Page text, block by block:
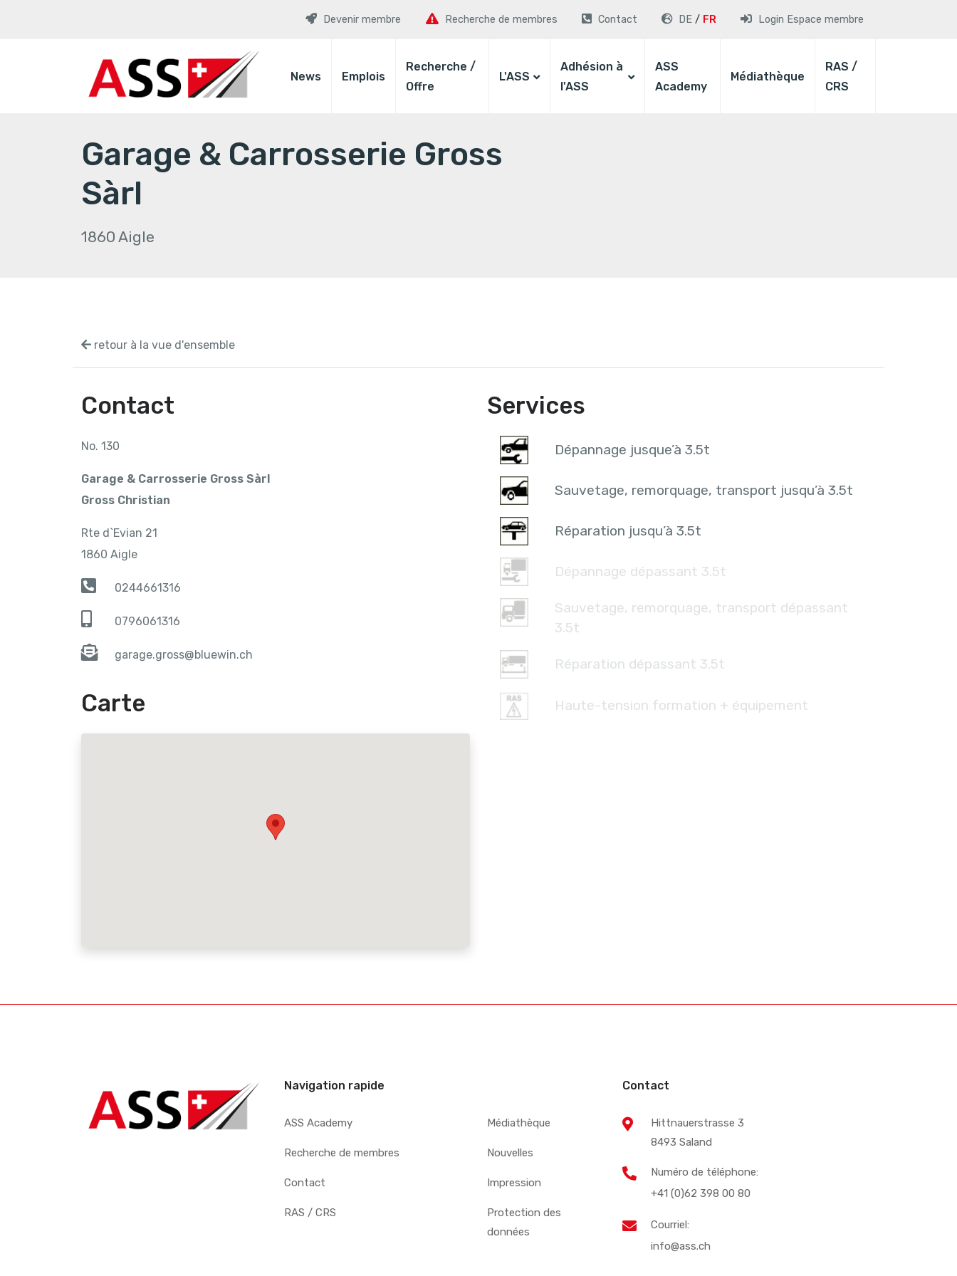
Devenir membre Recherche de membres Contact DE FR Login Espace membre
News Emplois
Recherche /
Offre
L'ASS
Adhésion à
l'ASS
ASS
Academy
Médiathèque
RAS /
CRS
Garage & Carrosserie Gross
Sàrl
1860 Aigle
retour à la vue d'ensemble
Contact
No. 130
Garage & Carrosserie Gross Sàrl
Gross Christian
Rte d`Evian 21
1860 Aigle
0244661316
0796061316
garage.gross@bluewin.ch
Carte
Services
Dépannage jusque’à 3.5t
Sauvetage, remorquage, transport jusqu’à 3.5t
Réparation jusqu’à 3.5t
Dépannage dépassant 3.5t
Sauvetage, remorquage, transport dépassant
3.5t
Réparation dépassant 3.5t
Haute-tension formation + équipement
Navigation rapide
ASS Academy
Recherche de membres
Contact
RAS / CRS
Médiathèque
Nouvelles
Impression
Protection des
données
Contact
Hittnauerstrasse 3
8493 Saland
Numéro de téléphone:
+41 (0)62 398 00 80
Courriel:
info@ass.ch